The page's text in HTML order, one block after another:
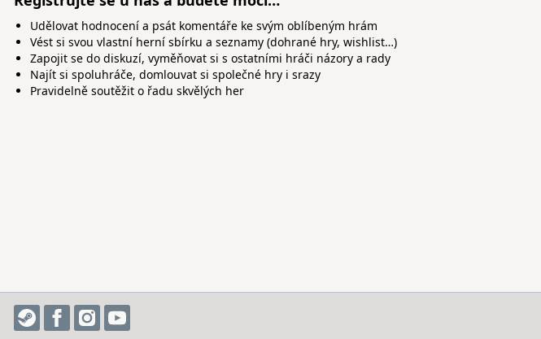
Udělovat hodnocení a psát komentáře ke svým oblíbeným hrám
Vést si svou vlastní herní sbírku a seznamy (dohrané hry, wishlist…)
Zapojit se do diskuzí, vyměňovat si s ostatními hráči názory a rady
Najít si spoluhráče, domlouvat si společné hry i srazy
Pravidelně soutěžit o řadu skvělých her